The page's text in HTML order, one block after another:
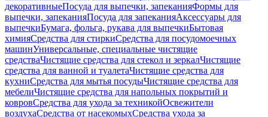
декоративныеПосуда для выпечки, запеканияФормы для
выпечки, запеканияПосуда для запеканияАксессуары для
выпечкиБумага, фольга, рукава для выпечкиБытовая
химияСредства для стиркиСредства для посудомоечных
машинУниверсальные, специальные чистящие
средстваЧистящие средства для стекол и зеркалЧистящие
средства для ванной и туалетаЧистящие средства для
кухниСредства для мытья посудыЧистящие средства для
мебелиЧистящие средства для напольных покрытий и
ковровСредства для ухода за техникойОсвежители
воздухаСредства от насекомыхСредства ухода за